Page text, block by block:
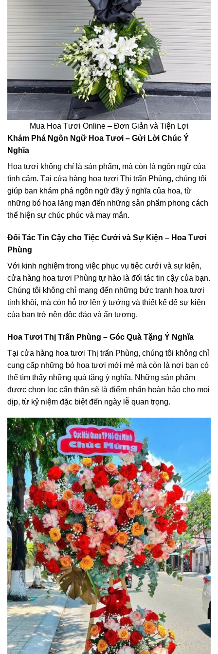
Mua Hoa Tươi Online – Đơn Giản và Tiện Lợi
Khám Phá Ngôn Ngữ Hoa Tươi – Gửi Lời Chúc Ý
Nghĩa
Hoa tươi không chỉ là sản phẩm, mà còn là ngôn ngữ của
tình cảm. Tại cửa hàng hoa tươi Thị trấn Phùng, chúng tôi
giúp bạn khám phá ngôn ngữ đầy ý nghĩa của hoa, từ
những bó hoa lãng mạn đến những sản phẩm phong cách
thể hiện sự chúc phúc và may mắn.
Đối Tác Tin Cậy cho Tiệc Cưới và Sự Kiện – Hoa Tươi
Phùng
Với kinh nghiệm trong việc phục vụ tiệc cưới và sự kiện,
cửa hàng hoa tươi Phùng tự hào là đối tác tin cậy của bạn.
Chúng tôi không chỉ mang đến những bức tranh hoa tươi
tinh khôi, mà còn hỗ trợ lên ý tưởng và thiết kế để sự kiện
của bạn trở nên độc đáo và ấn tượng.
Hoa Tươi Thị Trấn Phùng – Góc Quà Tặng Ý Nghĩa
Tại cửa hàng hoa tươi Thị trấn Phùng, chúng tôi không chỉ
cung cấp những bó hoa tươi mới mẻ mà còn là nơi bạn có
thể tìm thấy những quà tặng ý nghĩa. Những sản phẩm
được chọn lọc cẩn thận sẽ là điểm nhấn hoàn hảo cho mọi
dịp, từ kỷ niệm đặc biệt đến ngày lễ quan trọng.